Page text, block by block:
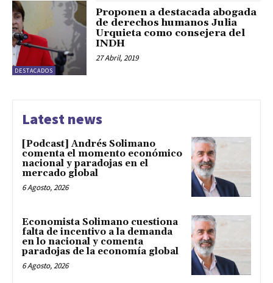
DESTACADOS
Proponen a destacada abogada
de derechos humanos Julia
Urquieta como consejera del
INDH
27 Abril, 2019
Latest news
[Podcast] Andrés Solimano
comenta el momento económico
nacional y paradojas en el
mercado global
6 Agosto, 2026
Economista Solimano cuestiona
falta de incentivo a la demanda
en lo nacional y comenta
paradojas de la economía global
6 Agosto, 2026